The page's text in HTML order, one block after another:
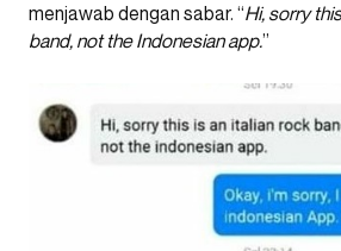
menjawab dengan sabar. “Hi, sorry
band, not the Indonesian app.”